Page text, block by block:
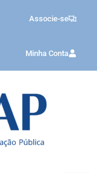
Associe-se
Minha Conta